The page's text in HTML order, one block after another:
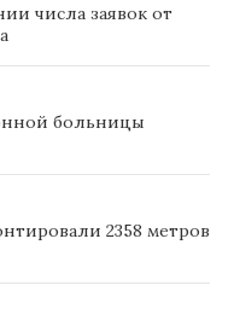
числа заявок от
больницы
2358 метров